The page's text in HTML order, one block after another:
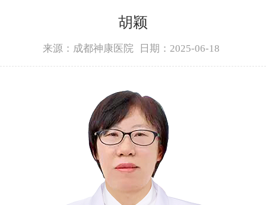
胡颖
来源：成都神康医院 日期：2025-06-18